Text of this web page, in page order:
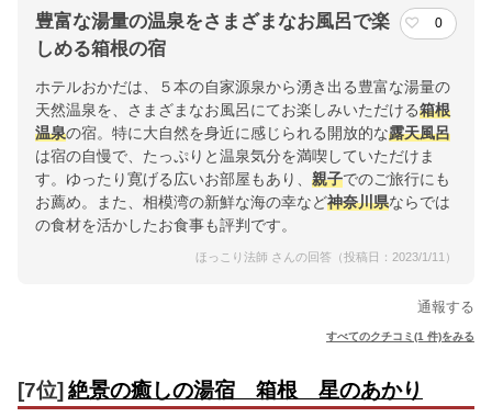
豊富な湯量の温泉をさまざまなお風呂で楽
しめる箱根の宿
0
ホテルおかだは、５本の自家源泉から湧き出る豊富な湯量の
天然温泉を、さまざまなお風呂にてお楽しみいただける箱根
温泉の宿。特に大自然を身近に感じられる開放的な露天風呂
は宿の自慢で、たっぷりと温泉気分を満喫していただけま
す。ゆったり寛げる広いお部屋もあり、 親子でのご旅行にも
お薦め。また、相模湾の新鮮な海の幸など神奈川県ならでは
の食材を活かしたお食事も評判です。
ほっこり法師 さんの回答（投稿日：2023/1/11）
通報する
すべてのクチコミ(1 件)をみる
[7位] 絶景の癒しの湯宿 箱根 星のあかり